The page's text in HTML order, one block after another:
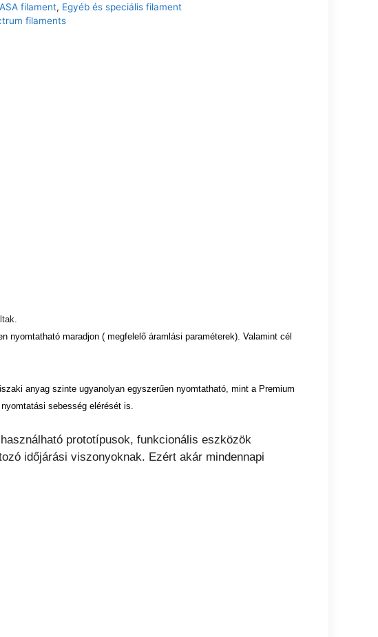
ASA filament, Egyéb és speciális filament
filaments
maradjon ( megfelelő áramlási paraméterek). Valamint cél
anyag szinte ugyanolyan egyszerűen nyomtatható, mint a Premium
sebesség elérését is.
prototípusok, funkcionális eszközök
időjárási viszonyoknak. Ezért akár mindennapi